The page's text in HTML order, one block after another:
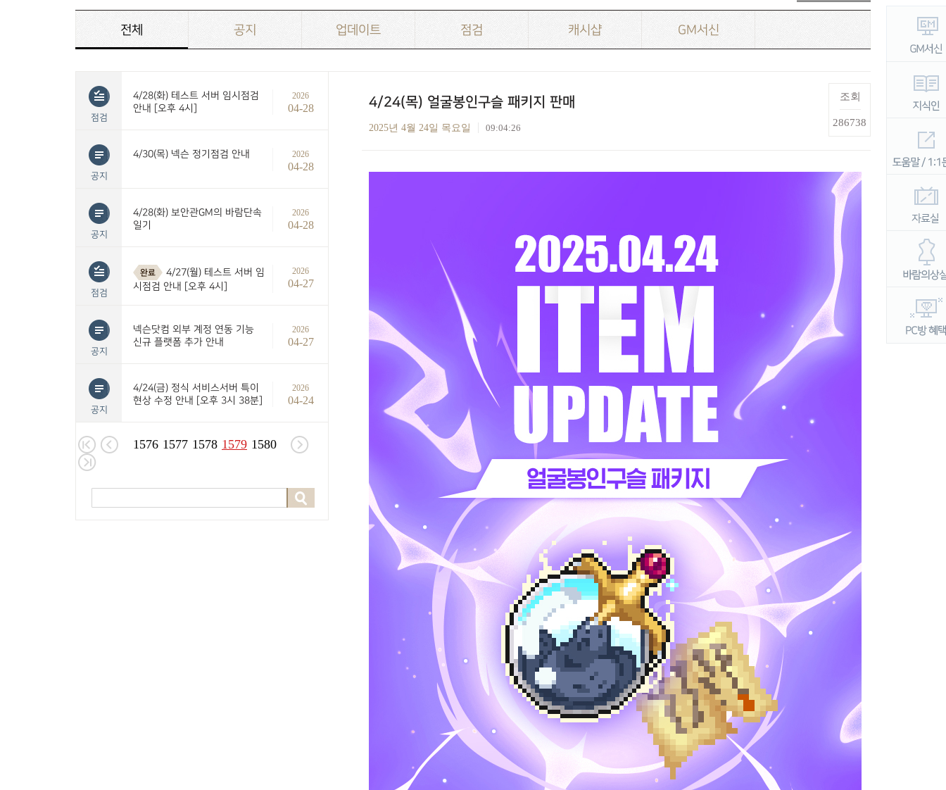
전체 공지 업데이트 점검 캐시샵 GM서신
점검
4/28(화) 테스트 서버 임시점검
안내 [오후 4시]
2026
04-28
공지
4/30(목) 넥슨 정기점검 안내 2026
04-28
공지
4/28(화) 보안관GM의 바람단속
일기
2026
04-28
점검
완료
4/27(월) 테스트 서버 임
시점검 안내 [오후 4시]
2026
04-27
공지
넥슨닷컴 외부 계정 연동 기능
신규 플랫폼 추가 안내
2026
04-27
공지
4/24(금) 정식 서비스서버 특이
현상 수정 안내 [오후 3시 38분]
2026
04-24
1576 1577 1578 1579 1580
4/24(목) 얼굴봉인구슬 패키지 판매
2025년 4월 24일 목요일 09:04:26
조회
286738